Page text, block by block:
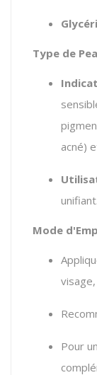
Type de
acné)
unifiant.
Mode
Pour